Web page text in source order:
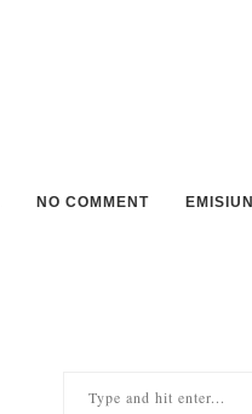
NO COMMENT EMISIUNI